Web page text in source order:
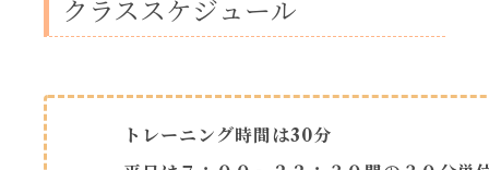
クラススケジュール
トレーニング時間は30分